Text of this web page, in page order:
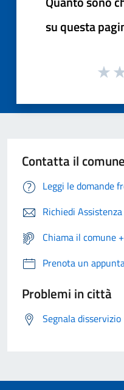
su questa
Contatta il comune
Leggi le domande
Richiedi Assistenza
Chiama il comune
Prenota un
Problemi in città
Segnala disservizio